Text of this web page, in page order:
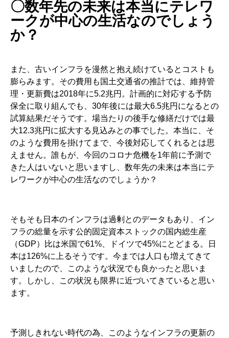
〇数年先の未来は本当にテレワ
ークが中心の生活なのでしょう
か？
また、古いインフラを漫然と抱え続けているとコストも
膨らみます。その費用も国土交通省の推計では、維持管
理・更新費は2018年に5.2兆円。計画的に対応する予防
保全に取り組んでも、30年後には最大6.5兆円になるとの
試算結果だそうです。場当たりの後手な修繕だけでは最
大12.3兆円に拡大する見込みとの事でした。本当に、そ
のような費用を掛けてまで、今後対応してくれるとは思
えません。誰もが、今回のコロナ危機を1年前に予測で
きた人はいないと思いますし、数年先の未来は本当にテ
レワークが中心の生活なのでしょうか？
そもそも日本のインフラは過剰とのデータもあり、イン
フラの総量を示す公的固定資本ストックの国内総生産
（GDP）比は米国で61%、ドイツで45%にとどまる。日
本は126%に上るそうです。今までは人口も増えてきて
いましたので、このような状況でも良かったと思いま
す。しかし、この状況も限界に近づいてきていると思い
ます。
予測しきれない時代の為、このようなインフラの更新の